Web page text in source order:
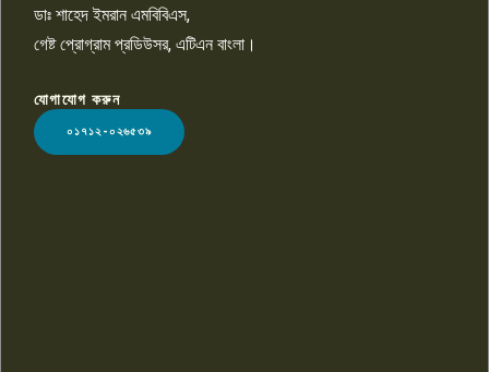
LOGO
ডাঃ শাহেদ ইমরান এমবিবিএস,
গেষ্ট প্রোগ্রাম প্রডিউসর, এটিএন বাংলা।
যোগাযোগ করুন
০১৭১২-০২৬৫৩৯